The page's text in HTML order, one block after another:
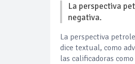
La perspectiva
negativa.
La perspectiva
dice textual, como
las calificadoras